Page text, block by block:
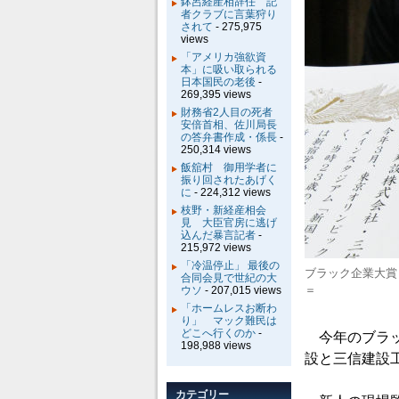
ブラック企業大
＝
今年のブラ
設と三信建設
者クラブに言葉狩り
されて - 275,975
views
「アメリカ強欲資
本」に吸い取られる
日本国民の老後 -
269,395 views
財務省2人目の死者
安倍首相、佐川局長
の答弁書作成・係長 -
250,314 views
飯舘村 御用学者に
振り回されたあげく
に - 224,312 views
枝野・新経産相会
見 大臣官房に逃げ
込んだ暴言記者 -
215,972 views
「冷温停止」 最後の
合同会見で世紀の大
ウソ - 207,015 views
「ホームレスお断わ
り」 マック難民は
どこへ行くのか -
198,988 views
カテゴリー